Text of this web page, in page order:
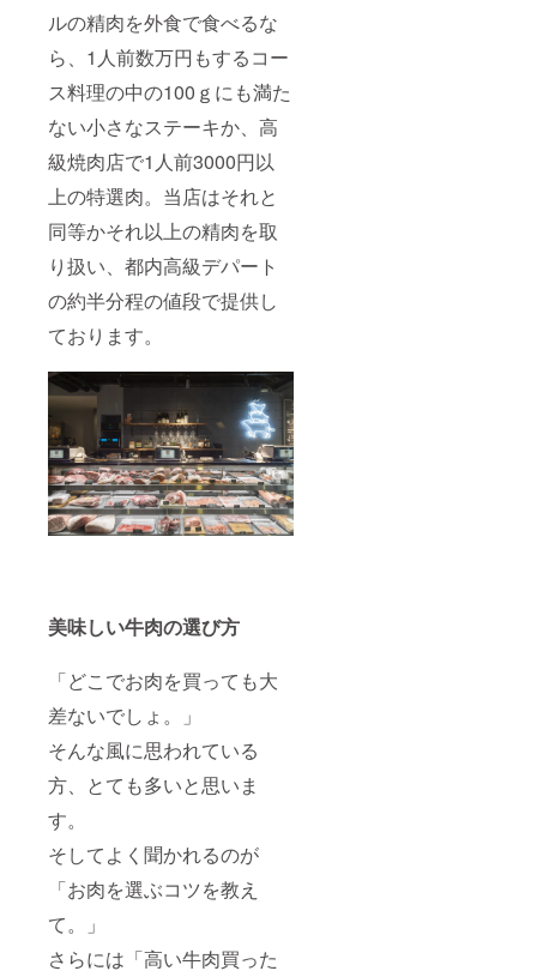
ルの精肉を外食で食べるな
ら、1人前数万円もするコー
ス料理の中の100ｇにも満た
ない小さなステーキか、高
級焼肉店で1人前3000円以
上の特選肉。当店はそれと
同等かそれ以上の精肉を取
り扱い、都内高級デパート
の約半分程の値段で提供し
ております。
美味しい牛肉の選び方
「どこでお肉を買っても大
差ないでしょ。」
そんな風に思われている
方、とても多いと思いま
す。
そしてよく聞かれるのが
「お肉を選ぶコツを教え
て。」
さらには「高い牛肉買った